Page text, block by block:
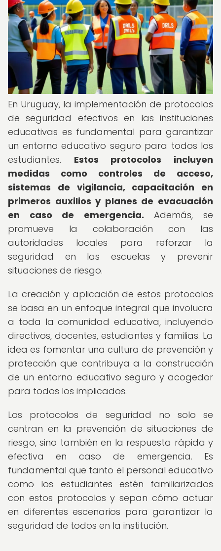
En Uruguay, la implementación de protocolos
de seguridad efectivos en las instituciones
educativas es fundamental para garantizar
un entorno educativo seguro para todos los
estudiantes. Estos protocolos incluyen
medidas como controles de acceso,
sistemas de vigilancia, capacitación en
primeros auxilios y planes de evacuación
en caso de emergencia. Además, se
promueve la colaboración con las
autoridades locales para reforzar la
seguridad en las escuelas y prevenir
situaciones de riesgo.
La creación y aplicación de estos protocolos
se basa en un enfoque integral que involucra
a toda la comunidad educativa, incluyendo
directivos, docentes, estudiantes y familias. La
idea es fomentar una cultura de prevención y
protección que contribuya a la construcción
de un entorno educativo seguro y acogedor
para todos los implicados.
Los protocolos de seguridad no solo se
centran en la prevención de situaciones de
riesgo, sino también en la respuesta rápida y
efectiva en caso de emergencia. Es
fundamental que tanto el personal educativo
como los estudiantes estén familiarizados
con estos protocolos y sepan cómo actuar
en diferentes escenarios para garantizar la
seguridad de todos en la institución.